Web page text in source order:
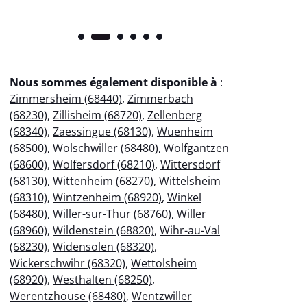
Nous sommes également disponible à :
Zimmersheim (68440), Zimmerbach
(68230), Zillisheim (68720), Zellenberg
(68340), Zaessingue (68130), Wuenheim
(68500), Wolschwiller (68480), Wolfgantzen
(68600), Wolfersdorf (68210), Wittersdorf
(68130), Wittenheim (68270), Wittelsheim
(68310), Wintzenheim (68920), Winkel
(68480), Willer-sur-Thur (68760), Willer
(68960), Wildenstein (68820), Wihr-au-Val
(68230), Widensolen (68320),
Wickerschwihr (68320), Wettolsheim
(68920), Westhalten (68250),
Werentzhouse (68480), Wentzwiller